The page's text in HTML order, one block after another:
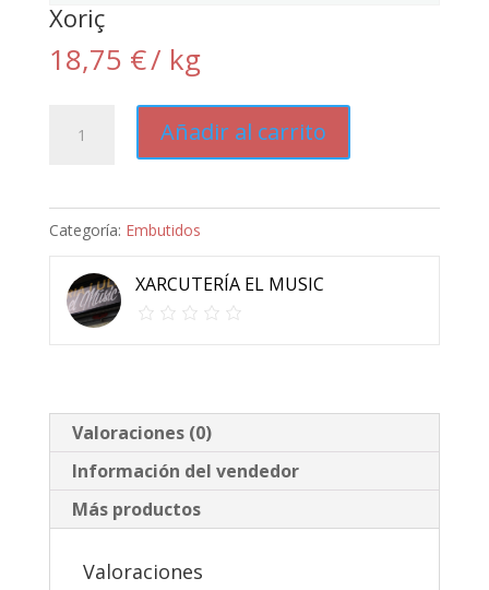
Xoriç
18,75 €/ kg
cantidad
Añadir al carrito
Categoría: Embutidos
XARCUTERÍA EL MUSIC
Valoraciones (0)
Información del vendedor
Más productos
Valoraciones